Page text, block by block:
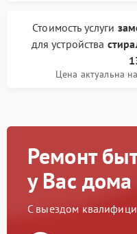
Стоимость услуги
для устройства
Цена актуальна
Ремонт
у Вас дома
С выездом